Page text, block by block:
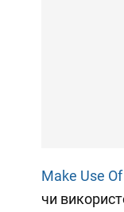
Make Use Of
чи